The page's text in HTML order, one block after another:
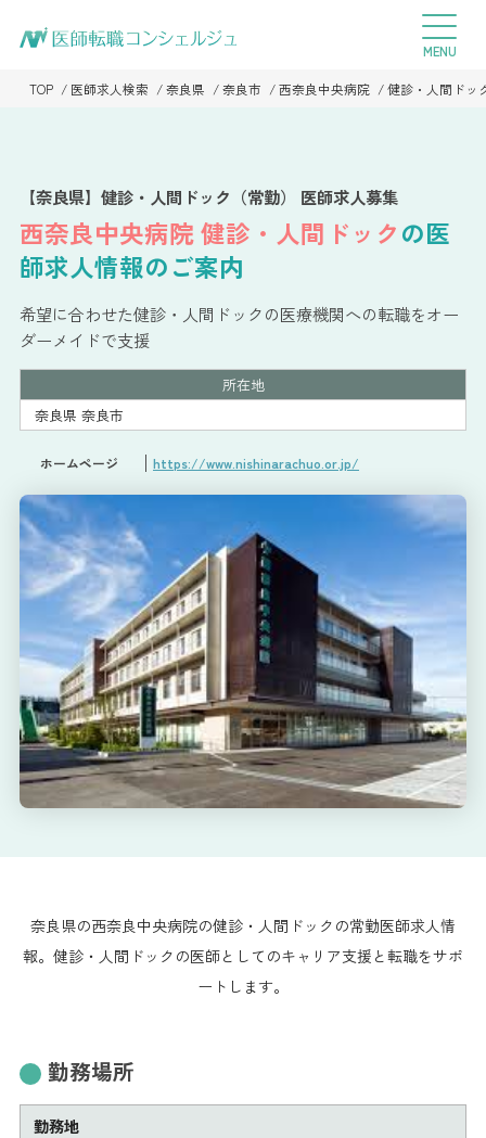
TOP 医師求人検索 奈良県 奈良市 西奈良中央病院 健診・人間ドッ
【奈良県】健診・人間ドック（常勤） 医師求人募集
西奈良中央病院健診・人間ドックの医
師求人情報のご案内
希望に合わせた健診・人間ドックの医療機関への転職をオー
ダーメイドで支援
所在地
奈良県 奈良市
ホームページ https://www.nishinarachuo.or.jp/
奈良県の西奈良中央病院の健診・人間ドックの常勤医師求人情
報。健診・人間ドックの医師としてのキャリア支援と転職をサポ
ートします。
勤務場所
勤務地